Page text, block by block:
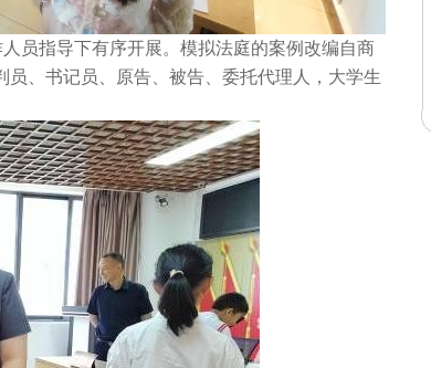
员指导下有序开展。模拟法庭的案例改编自商
、书记员、原告、被告、委托代理人，大学生